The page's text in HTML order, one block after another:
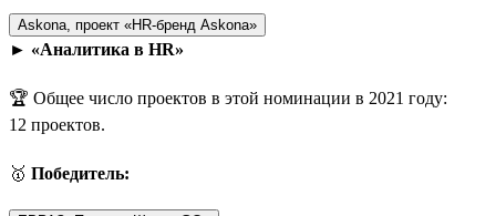
Askona, проект «HR-бренд Askona»
► «Аналитика в HR»
🏆 Общее число проектов в этой номинации в 2021 году:
12 проектов.
🥇 Победитель: